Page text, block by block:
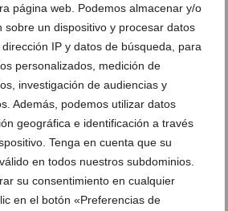
página web. Podemos almacenar y/o
sobre un dispositivo y procesar datos
IP y datos de búsqueda, para
personalizados, medición de
investigación de audiencias y
Además, podemos utilizar datos
geográfica e identificación a través
Tenga en cuenta que su
en todos nuestros subdominios.
su consentimiento en cualquier
en el botón «Preferencias de
la preinscripción y amplía la